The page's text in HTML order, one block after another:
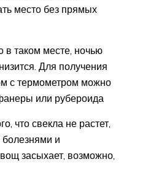
место без прямых
в таком месте, ночью
Для получения
с термометром можно
или рубероида
что свекла не растет,
и
засыхает, возможно,